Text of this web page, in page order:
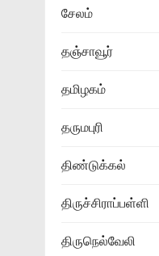
சேலம்
தஞ்சாவூர்
தமிழகம்
தருமபுரி
திண்டுக்கல்
திருச்சிராப்பள்ளி
திருநெல்வேலி